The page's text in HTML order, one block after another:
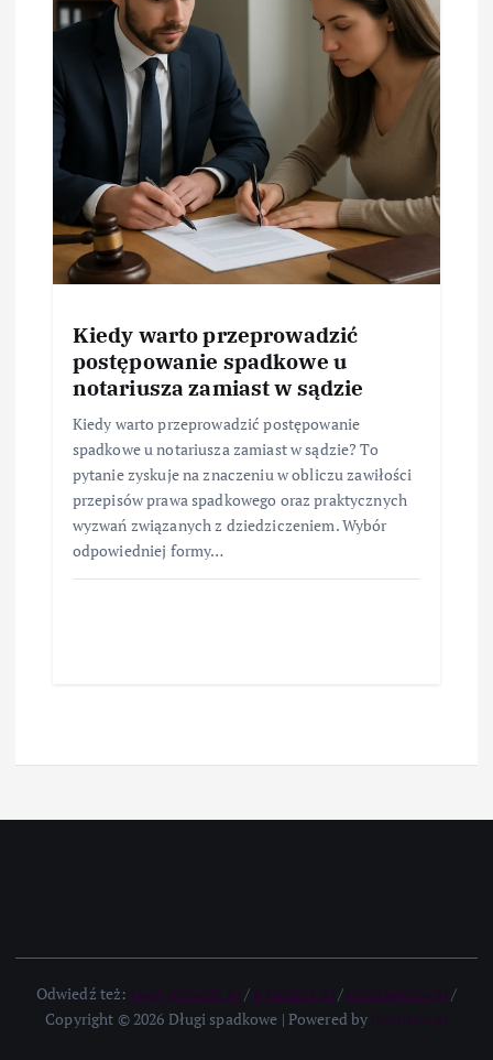
Kiedy warto przeprowadzić
postępowanie spadkowe u
notariusza zamiast w sądzie
Kiedy warto przeprowadzić postępowanie
spadkowe u notariusza zamiast w sądzie? To
pytanie zyskuje na znaczeniu w obliczu zawiłości
przepisów prawa spadkowego oraz praktycznych
wyzwań związanych z dziedziczeniem. Wybór
odpowiedniej formy…
Odwiedź też: / /
/
Copyright © 2026 Długi spadkowe | Powered by